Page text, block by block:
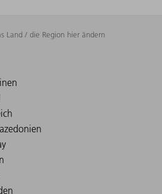
Land / die Region hier ändern